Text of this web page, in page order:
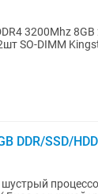
3200Mhz
SO-DIMM
DDR/SSD/